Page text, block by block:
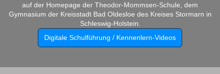
auf der Homepage der Theodor-Mommsen-Schule, dem
Gymnasium der Kreisstadt Bad Oldesloe des Kreises Stormarn in
Schleswig-Holstein.
Digitale Schulführung / Kennenlern-Videos